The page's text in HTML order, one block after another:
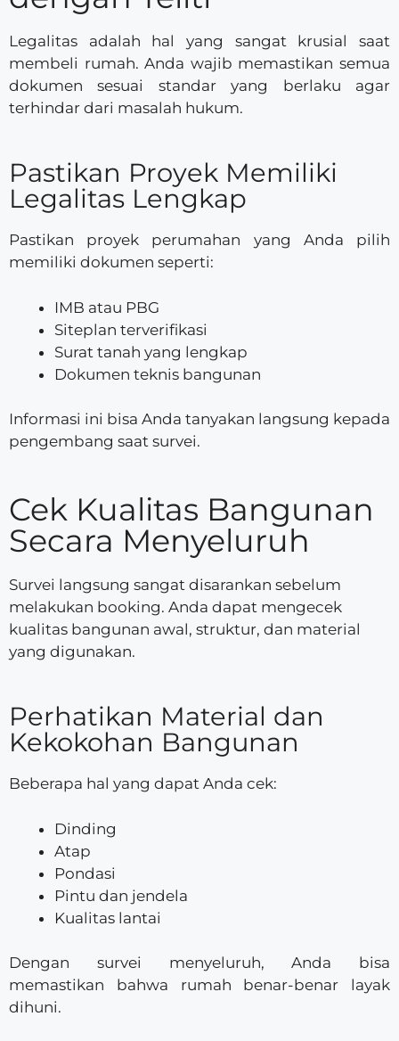
Legalitas adalah hal yang sangat krusial saat
membeli rumah. Anda wajib memastikan semua
dokumen sesuai standar yang berlaku agar
terhindar dari masalah hukum.
Pastikan Proyek Memiliki
Legalitas Lengkap
Pastikan proyek perumahan yang Anda pilih
memiliki dokumen seperti:
IMB atau PBG
Siteplan terverifikasi
Surat tanah yang lengkap
Dokumen teknis bangunan
Informasi ini bisa Anda tanyakan langsung kepada
pengembang saat survei.
Cek Kualitas Bangunan
Secara Menyeluruh
Survei langsung sangat disarankan sebelum
melakukan booking. Anda dapat mengecek
kualitas bangunan awal, struktur, dan material
yang digunakan.
Perhatikan Material dan
Kekokohan Bangunan
Beberapa hal yang dapat Anda cek:
Dinding
Atap
Pondasi
Pintu dan jendela
Kualitas lantai
Dengan survei menyeluruh, Anda bisa
memastikan bahwa rumah benar-benar layak
dihuni.